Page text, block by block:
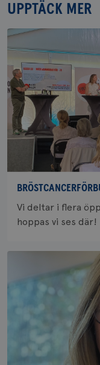
UPPTÄCK MER
Vi deltar i flera
hoppas vi ses där!